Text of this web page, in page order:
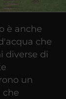
è anche
che
diverse di
un
che